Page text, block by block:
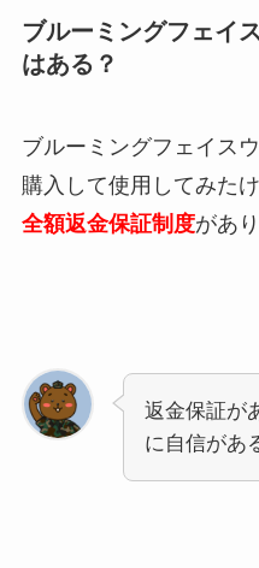
ブルーミングフェイ
はある？
ブルーミングフェイス
購入して使用してみた
全額返金保証制度があ
返金保証が
に自信があ